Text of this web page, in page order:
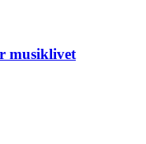
musiklivet